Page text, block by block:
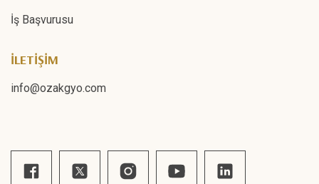
İş Başvurusu
İLETİŞİM
info@ozakgyo.com